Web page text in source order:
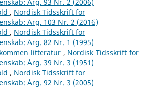
, Nordisk Tidsskrift for
Årg. 103 Nr. 2 (2016)
, Nordisk Tidsskrift for
Årg. 82 Nr. 1 (1995)
litteratur , Nordisk Tidsskrift for
Årg. 39 Nr. 3 (1951)
, Nordisk Tidsskrift for
Årg. 92 Nr. 3 (2005)